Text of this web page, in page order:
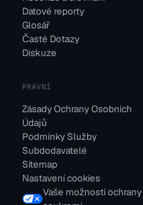
Datové reporty
Glosář
Časté Dotazy
Diskuze
PRÁVNÍ
Zásady Ochrany Osobních
Údajů
Podmínky Služby
Subdodavatelé
Sitemap
Nastavení cookies
Vaše možnosti ochrany